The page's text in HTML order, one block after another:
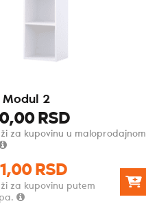
Modul 2
00 RSD
za kupovinu u maloprodajnom
00 RSD
za kupovinu putem